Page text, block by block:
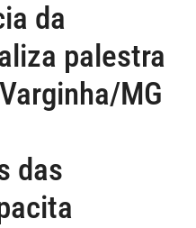
da
palestra
MG
das